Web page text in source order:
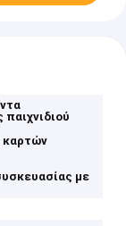
καρτών
με